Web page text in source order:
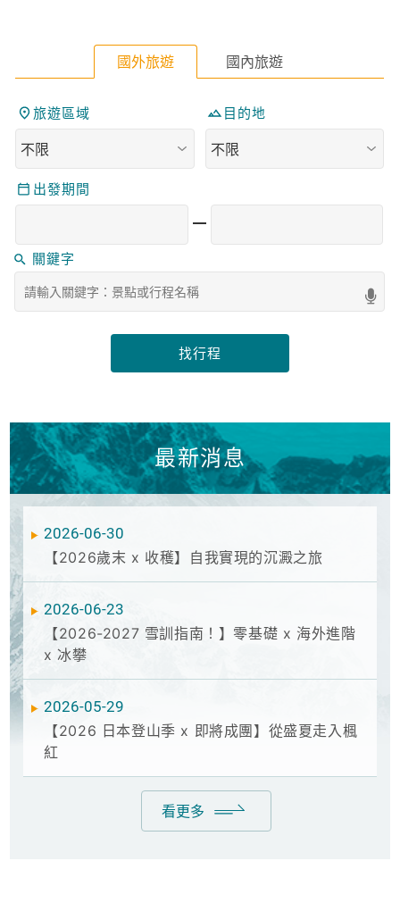
國外旅遊 國內旅遊
旅遊區域 目的地
出發期間
找行程
最新消息
2026-06-30
【2026歲末 x 收穫】自我實現的沉澱之旅
2026-06-23
【2026-2027 雪訓指南！】零基礎 x 海外進階
x 冰攀
2026-05-29
【2026 日本登山季 x 即將成團】從盛夏走入楓
紅
看更多